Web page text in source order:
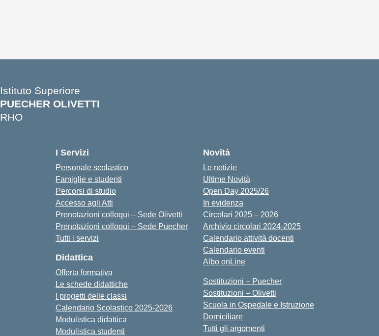
Istituto Superiore
PUECHER OLIVETTI
RHO
I Servizi
Personale scolastico
Famiglie e studenti
Percorsi di studio
Accesso agli Atti
Prenotazioni colloqui – Sede Olivetti
Prenotazioni colloqui – Sede Puecher
Tutti i servizi
Didattica
Offerta formativa
Le schede didattiche
I progetti delle classi
Calendario Scolastico 2025-2026
Modulistica didattica
Modulistica studenti
Novità
Le notizie
Ultime Novità
Open Day 2025/26
In evidenza
Circolari 2025 – 2026
Archivio circolari 2024-2025
Calendario attività docenti
Calendario eventi
Albo onLine
Sostituzioni – Puecher
Sostituzioni – Olivetti
Scuola in Ospedale e Istruzione
Domiciliare
Tutti gli argomenti